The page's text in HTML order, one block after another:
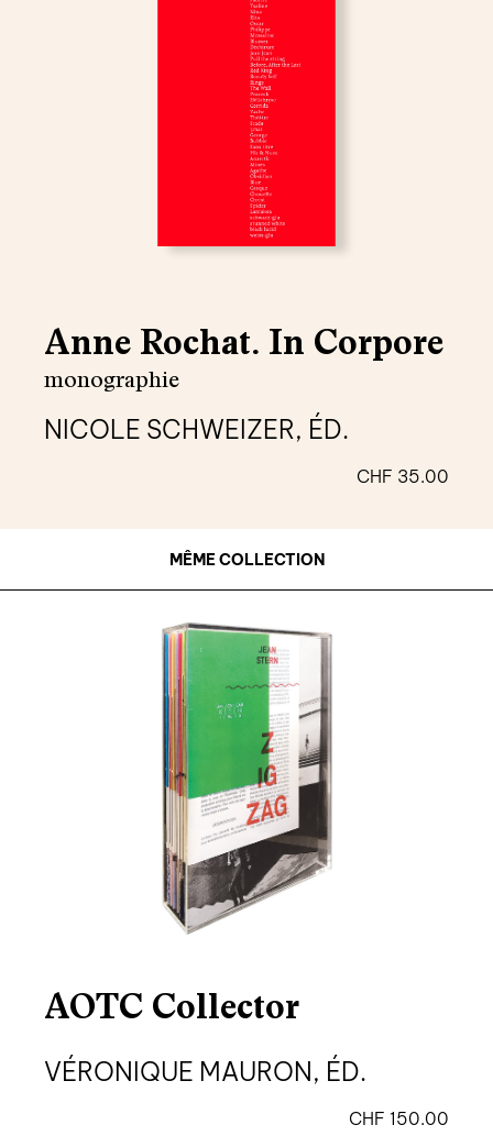
Anne Rochat. In Corpore
monographie
NICOLE SCHWEIZER, ÉD.
CHF 35.00
MÊME COLLECTION
AOTC Collector
VÉRONIQUE MAURON, ÉD.
CHF 150.00